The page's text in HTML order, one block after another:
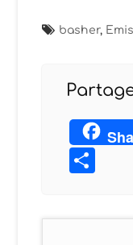
basher,